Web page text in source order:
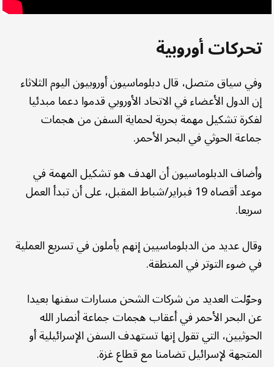
تحركات أوروبية
وفي سياق متصل، قال دبلوماسيون أوروبيون اليوم الثلاثاء
إن الدول الأعضاء في الاتحاد الأوروبي قدموا دعما مبدئيا
لفكرة تشكيل مهمة بحرية لحماية السفن من هجمات
جماعة الحوثي في البحر الأحمر.
وأضاف الدبلوماسيون أن الهدف هو تشكيل المهمة في
موعد أقصاه 19 فبراير/شباط المقبل، على أن تبدأ العمل
سريعا.
وقال عديد من الدبلوماسيين إنهم يأملون في تسريع العملية
في ضوء التوتر في المنطقة.
وحوّلت العديد من شركات الشحن مسارات سفنها بعيدا
عن البحر الأحمر في أعقاب هجمات جماعة أنصار الله
الحوثيين، التي تقول إنها تستهدف السفن الإسرائيلية أو
المتجهة لإسرائيل تضامنا مع قطاع غزة.